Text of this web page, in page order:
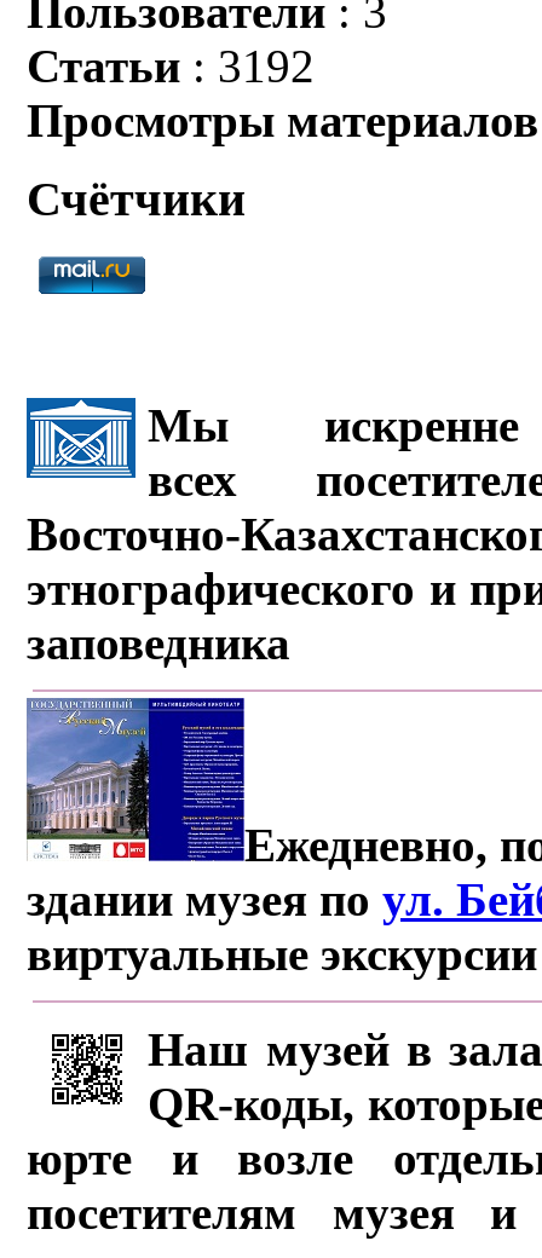
Пользователи : 3
Статьи : 3192
Просмотры материалов
Счётчики
Мы искренне
всех
Восточно-
этнографического и
заповедника
Ежедневно,
здании музея поул.
виртуальные
Наш музей в
QR-коды,
юрте и возле
посетителям музея и